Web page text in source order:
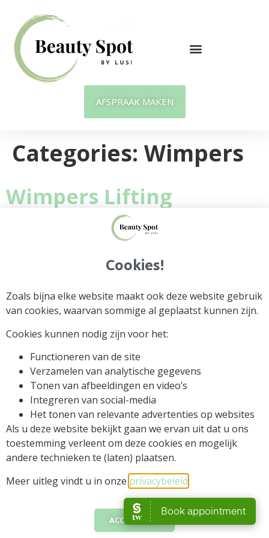
AFSPRAAK MAKEN
Categories: Wimpers
Wimpers Lifting
BeautySpot by Lusi © 2025 All rights Reserved.
Design by Braga's Creations
Cookies!
Zoals bijna elke website maakt ook deze website gebruik
van cookies, waarvan sommige al geplaatst kunnen zijn.
Cookies kunnen nodig zijn voor het:
Functioneren van de site
Verzamelen van analytische gegevens
Tonen van afbeeldingen en video’s
Integreren van social-media
Het tonen van relevante advertenties op websites
Als u deze website bekijkt gaan we ervan uit dat u ons
toestemming verleent om deze cookies en mogelijk
andere technieken te (laten) plaatsen.
Meer uitleg vindt u in onze privacybeleid
ACCEPTEREN